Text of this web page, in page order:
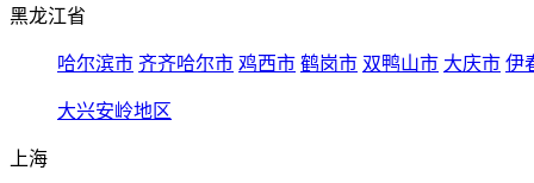
黑龙江省
哈尔滨市 齐齐哈尔市 鸡西市 鹤岗市 双鸭山市 大庆市 伊
大兴安岭地区
上海